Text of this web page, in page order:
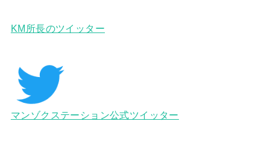
KM所長のツイッター
マンゾクステーション公式ツイッター